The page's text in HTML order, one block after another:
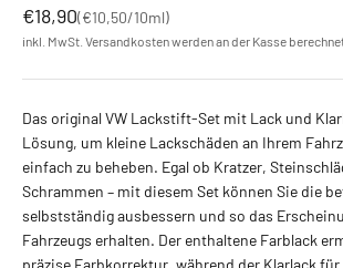
Angebot
€18,90(€10,50/10ml)
inkl. MwSt. Versandkostenwerden an der Kasse
Das original VW Lackstift-Set mit Lack und
Lösung, um kleine Lackschäden an Ihrem
einfach zu beheben. Egal ob Kratzer,
Schrammen – mit diesem Set können Sie die
selbstständig ausbessern und so das
Fahrzeugs erhalten. Der enthaltene Farblack
präzise Farbkorrektur, während der Klarlack für